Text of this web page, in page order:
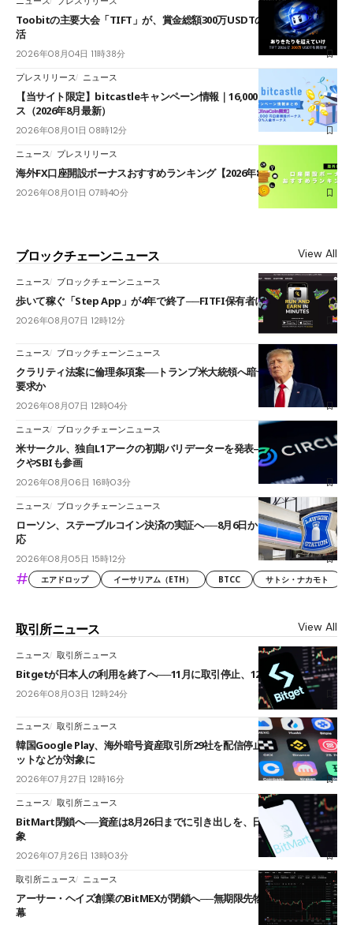
Toobitの主要大会「TIFT」が、賞金総額300万USDTのレースとして復
活
2026年08月04日 11時38分
プレスリリース ニュース
【当サイト限定】bitcastleキャンペーン情報｜16,000円口座開設ボーナ
ス（2026年8月最新）
2026年08月01日 08時12分
ニュース プレスリリース
海外FX口座開設ボーナスおすすめランキング【2026年8月最新】
2026年08月01日 07時40分
ブロックチェーンニュース View All
ニュース ブロックチェーンニュース
歩いて稼ぐ「Step App」が4年で終了──FITFI保有者に対応呼びかけ
2026年08月07日 12時12分
ニュース ブロックチェーンニュース
クラリティ法案に倫理条項案──トランプ米大統領へ暗号資産事業の売却
要求か
2026年08月07日 12時04分
ニュース ブロックチェーンニュース
米サークル、独自L1アークの初期バリデーターを発表――ブラックロッ
クやSBIも参画
2026年08月06日 16時03分
ニュース ブロックチェーンニュース
ローソン、ステーブルコイン決済の実証へ──8月6日からJPYCやUSDC対
応
2026年08月05日 15時12分
# エアドロップ イーサリアム（ETH） BTCC サトシ・ナカモト
取引所ニュース View All
ニュース 取引所ニュース
Bitgetが日本人の利用を終了へ──11月に取引停止、12月末に強制決済
2026年08月03日 12時24分
ニュース 取引所ニュース
韓国Google Play、海外暗号資産取引所29社を配信停止──OKXやバイビ
ットなどが対象に
2026年07月27日 12時16分
ニュース 取引所ニュース
BitMart閉鎖へ──資産は8月26日までに引き出しを、日本人利用者も対
象
2026年07月26日 13時03分
取引所ニュース ニュース
アーサー・ヘイズ創業のBitMEXが閉鎖へ──無期限先物を生んだ11年に
幕